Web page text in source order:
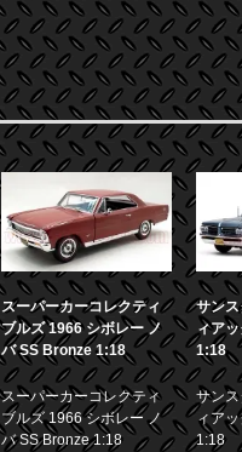
スーパーカーコレクティ
ブルズ 1966 シボレー ノ
バ SS Bronze 1:18
スーパーカーコレクティ
ブルズ 1966 シボレー ノ
バ SS Bronze 1:18
サン
ィア
1:18
サン
ィア
1:18